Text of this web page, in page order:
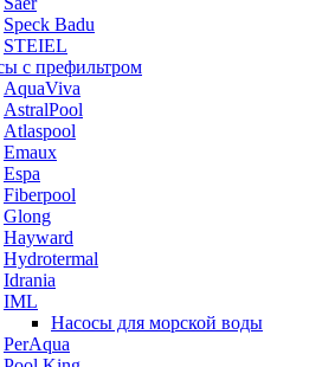
Speck Badu
STEIEL
с префильтром
AquaViva
AstralPool
Atlaspool
Emaux
Espa
Fiberpool
Glong
Hayward
Hydrotermal
Idrania
IML
Насосы для морской воды
PerAqua